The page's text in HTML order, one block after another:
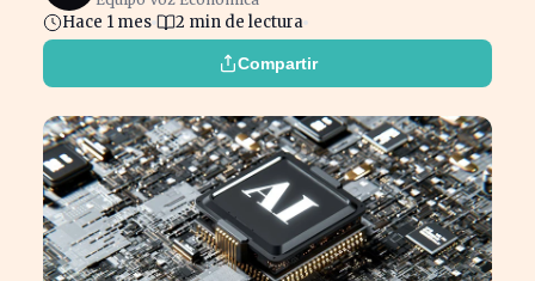
Hace 1 mes 2 min de lectura
Compartir